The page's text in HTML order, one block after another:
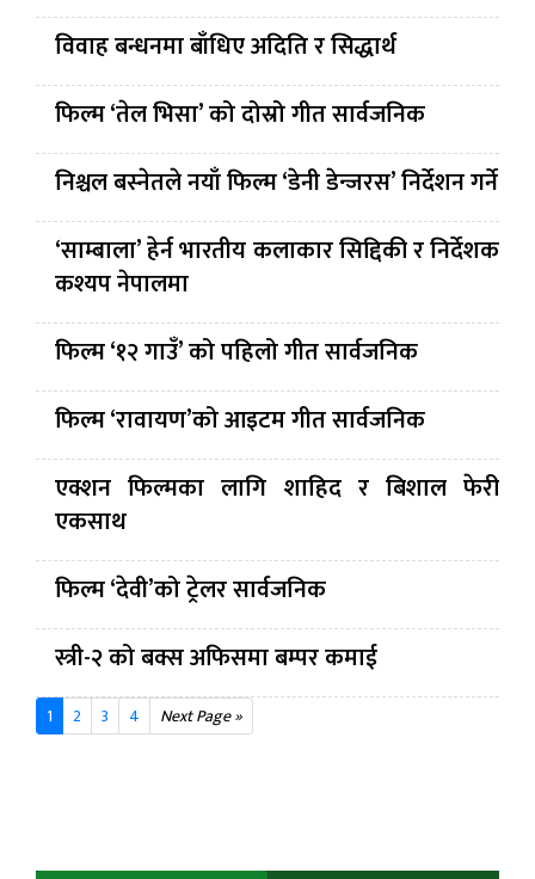
विवाह बन्धनमा बाँधिए अदिति र सिद्धार्थ
फिल्म ‘तेल भिसा’ को दोस्रो गीत सार्वजनिक
निश्चल बस्नेतले नयाँ फिल्म ‘डेनी डेन्जरस’ निर्देशन गर्ने
‘साम्बाला’ हेर्न भारतीय कलाकार सिद्दिकी र निर्देशक
कश्यप नेपालमा
फिल्म ‘१२ गाउँ’ को पहिलो गीत सार्वजनिक
फिल्म ‘रावायण’को आइटम गीत सार्वजनिक
एक्शन फिल्मका लागि शाहिद र बिशाल फेरी
एकसाथ
फिल्म ‘देवी’को ट्रेलर सार्वजनिक
स्त्री-२ को बक्स अफिसमा बम्पर कमाई
1 2 3 4 Next Page »